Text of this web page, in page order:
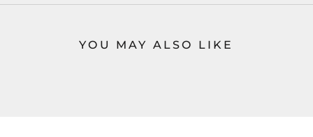
YOU MAY ALSO LIKE